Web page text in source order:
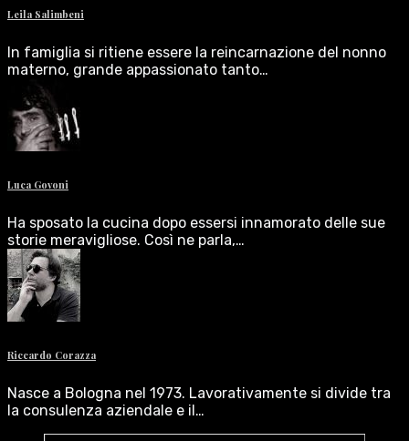
Leila Salimbeni
In famiglia si ritiene essere la reincarnazione del nonno
materno, grande appassionato tanto…
Luca Govoni
Ha sposato la cucina dopo essersi innamorato delle sue
storie meravigliose. Così ne parla,…
Riccardo Corazza
Nasce a Bologna nel 1973. Lavorativamente si divide tra
la consulenza aziendale e il…